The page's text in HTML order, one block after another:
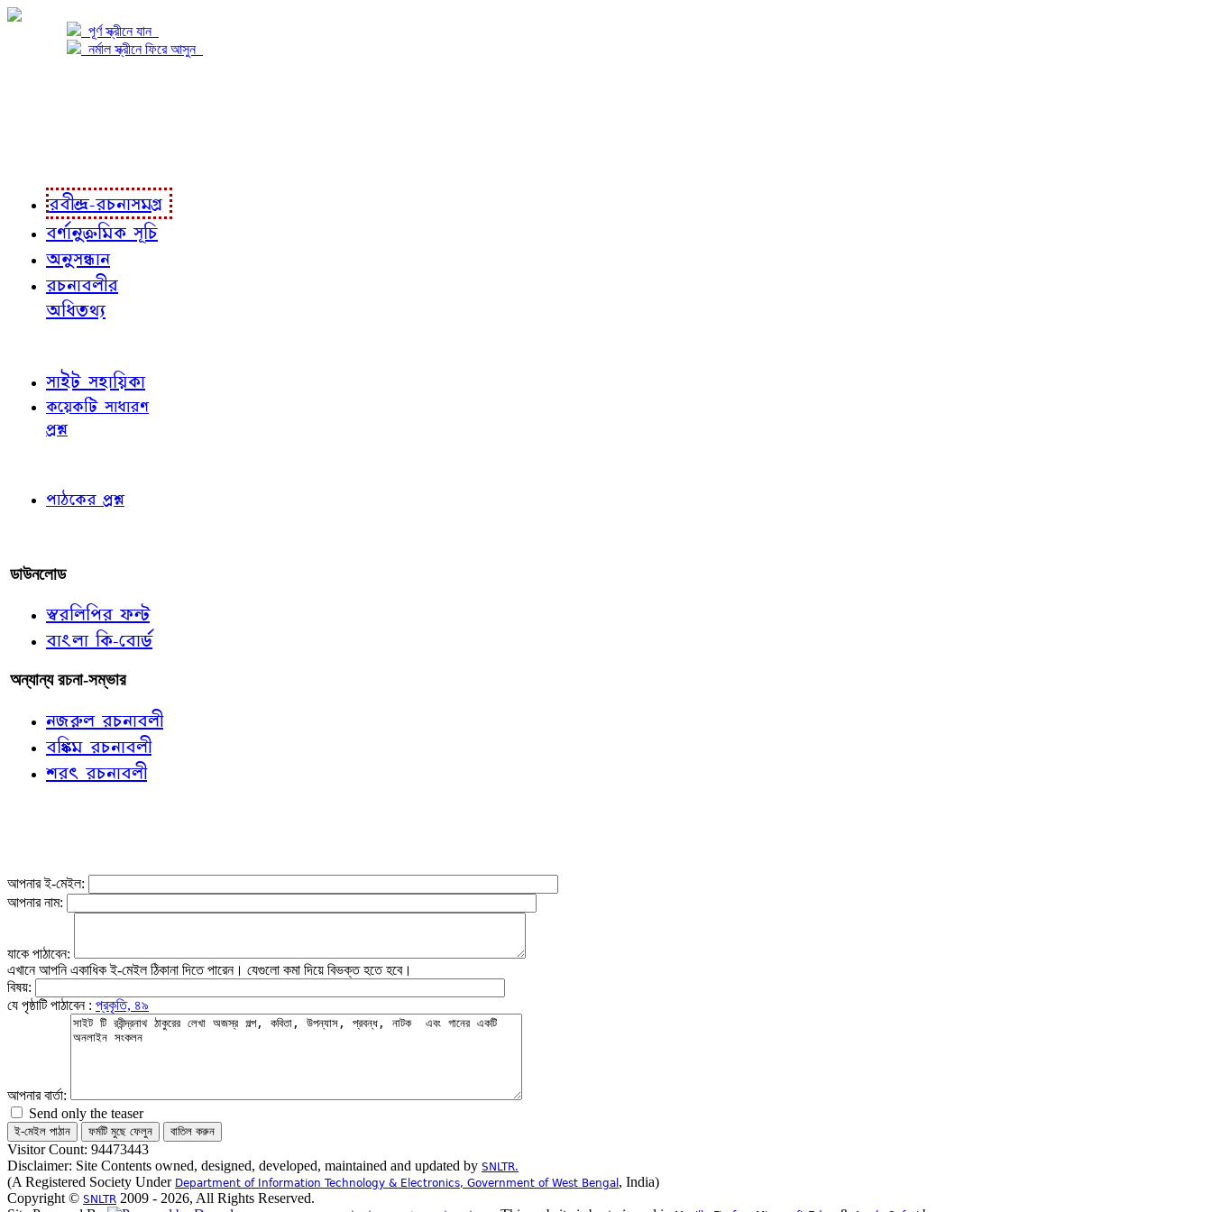
পূর্ণ স্ক্রীনে যান
নর্মাল স্ক্রীনে ফিরে আসুন
রবীন্দ্র-রচনাসমগ্র
বর্ণানুক্রমিক সূচি
অনুসন্ধান
রচনাবলীর
অধিতথ্য
সাইট সহায়িকা
কয়েকটি সাধারণ
প্রশ্ন
পাঠকের প্রশ্ন
ডাউনলোড
স্বরলিপির ফন্ট
বাংলা কি-বোর্ড
অন্যান্য রচনা-সম্ভার
নজরুল রচনাবলী
বঙ্কিম রচনাবলী
শরৎ রচনাবলী
আপনার ই-মেইল:
আপনার নাম:
যাকে পাঠাবেন:
এখানে আপনি একাধিক ই-মেইল ঠিকানা দিতে পারেন। যেগুলো কমা দিয়ে বিভক্ত হতে হবে।
বিষয়:
যে পৃষ্ঠাটি পাঠাবেন : প্রকৃতি, ৪৯
আপনার বার্তা:
Send only the teaser
Visitor Count: 94473443
Disclaimer: Site Contents owned, designed, developed, maintained and updated by SNLTR.
(A Registered Society Under Department of Information Technology & Electronics, Government of West Bengal , India)
Copyright © SNLTR 2009 - 2026, All Rights Reserved.